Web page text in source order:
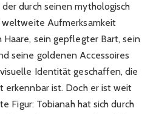
durch seinen mythologisch
weltweite Aufmerksamkeit
Haare, sein gepflegter Bart, sein
seine goldenen Accessoires
Identität geschaffen, die
erkennbar ist. Doch er ist weit
Figur: Tobianah hat sich durch